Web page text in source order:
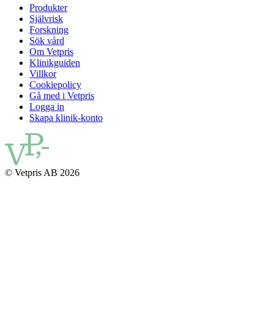
Produkter
Självrisk
Forskning
Sök vård
Om Vetpris
Klinikguiden
Villkor
Cookiepolicy
Gå med i Vetpris
Logga in
Skapa klinik-konto
© Vetpris AB 2026